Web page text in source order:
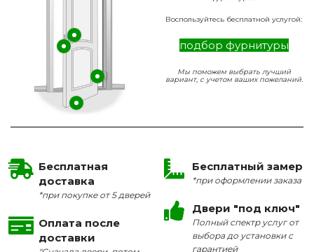
Воспользуйтесь бесплатной услугой:
подбор фурнитуры
Мы поможем выбрать лучший
вариант, с учетом ваших пожеланий.
Бесплатная
доставка
*при покупке от 5 дверей
Оплата после
доставки
Бесплатный замер
*при оформлении заказа
Двери "под ключ"
Полный спектр услуг от
выбора до установки с
гарантией